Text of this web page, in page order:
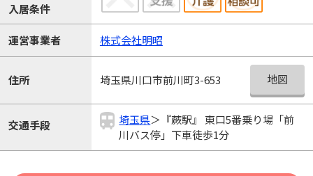
入居条件
運営事業者 株式会社明昭
住所 埼玉県川口市前川町3-653 地図
交通手段 埼玉県＞『蕨駅』 東口5番乗り場「前
川バス停」下車徒歩1分